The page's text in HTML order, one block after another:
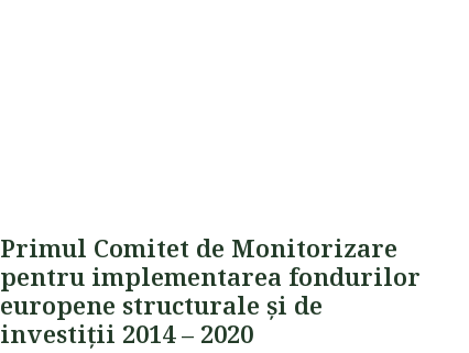
Primul Comitet de Monitorizare
pentru implementarea fondurilor
europene structurale și de
investiții 2014 – 2020